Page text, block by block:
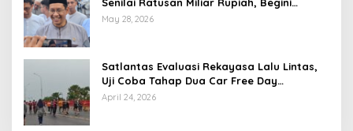
Tanggapan Menkeu Purbaya
May 28, 2026
Satlantas Evaluasi Rekayasa Lalu Lintas,
Uji Coba Tahap Dua Car Free Day
Palembang Diundur
April 24, 2026